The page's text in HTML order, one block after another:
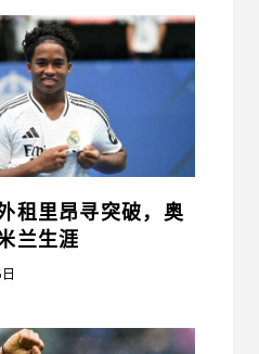
租里昂寻突破，奥
兰生涯